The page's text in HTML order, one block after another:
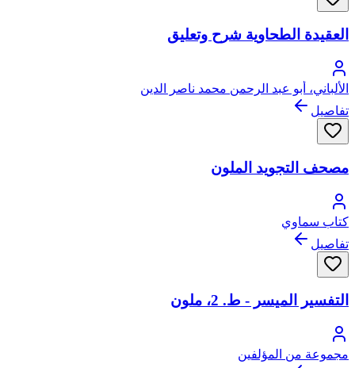
العقيدة الطحاوية شرح وتعليق
الألباني، أبو عبد الرحمن محمد ناصر الدين
تفاصيل
مصحف التجويد الملون
كتاب سماوي
تفاصيل
التفسير الميسر - ط. 2، ملون
مجموعة من المؤلفين